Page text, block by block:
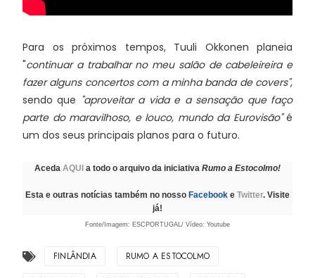
Para os próximos tempos, Tuuli Okkonen planeia
"continuar a trabalhar no meu salão de cabeleireira e
fazer alguns concertos com a minha banda de covers",
sendo que "aproveitar a vida e a sensação que faço
parte do maravilhoso, e louco, mundo da Eurovisão"é
um dos seus principais planos para o futuro.
Aceda AQUI a todo o arquivo da iniciativa Rumo a Estocolmo!
Esta e outras notícias também no nosso Facebook e Twitter. Visite
já!
Fonte/Imagem: ESCPORTUGAL/ Vídeo: Youtube
FINLÂNDIA RUMO A ESTOCOLMO